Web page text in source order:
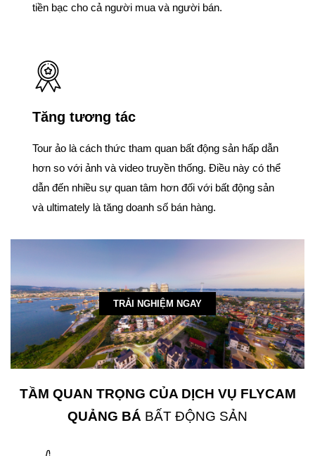
tiền bạc cho cả người mua và người bán.
Tăng tương tác
Tour ảo là cách thức tham quan bất động sản hấp dẫn
hơn so với ảnh và video truyền thống. Điều này có thể
dẫn đến nhiều sự quan tâm hơn đối với bất động sản
và ultimately là tăng doanh số bán hàng.
TRẢI NGHIỆM NGAY
TẦM QUAN TRỌNG CỦA DỊCH VỤ FLYCAM
QUẢNG BÁ BẤT ĐỘNG SẢN